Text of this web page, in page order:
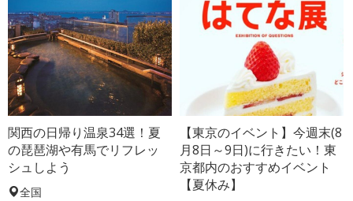
関西の日帰り温泉34選！夏
の琵琶湖や有馬でリフレッ
シュしよう
全国
【東京のイベント】今週末(8
月8日～9日)に行きたい！東
京都内のおすすめイベント
【夏休み】